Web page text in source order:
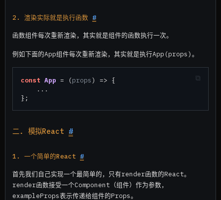
2. 渲染实际就是执行函数 #
函数组件每次重新渲染，其实就是组件的函数执行一次。
例如下面的App组件每次重新渲染，其实就是执行App(props)。
const App = (props) => {
    ...
二. 模拟React #
1. 一个简单的React #
首先我们自己实现一个最简单的，只有render函数的React。
render函数接受一个Component（组件）作为参数，
exampleProps表示传递给组件的Props。